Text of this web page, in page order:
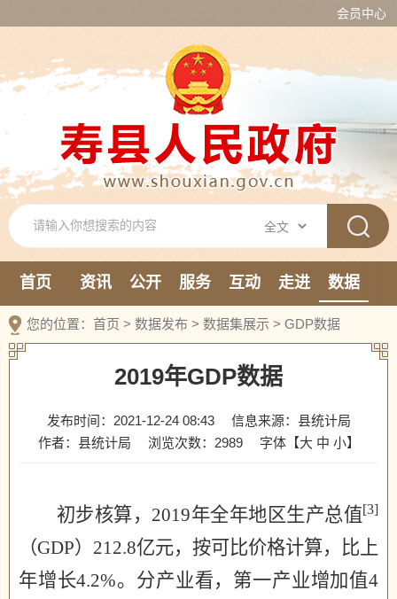
会员中心
首页 资讯 公开 服务 互动 走进 数据
新媒体
您的位置： 首页 > 数据发布 > 数据集展示 > GDP数据
2019年GDP数据
发布时间：2021-12-24 08:43
信息来源：县统计局
作者：县统计局
浏览次数： 2989 字体【大 中 小】
初步核算，2019年全年地区生产总值[3]
（GDP） 212.8亿元， 按可比价格计算，比上
年增长4.2%。分产业看， 第一产业增加值4